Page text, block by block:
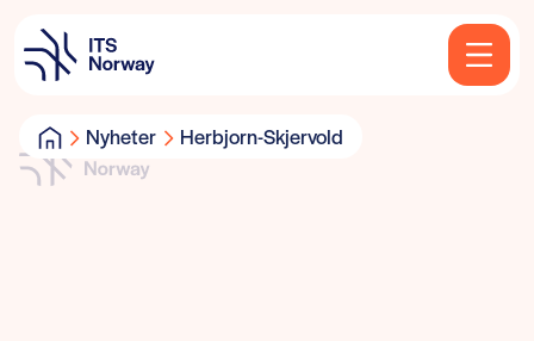
Nyheter Herbjorn-Skjervold